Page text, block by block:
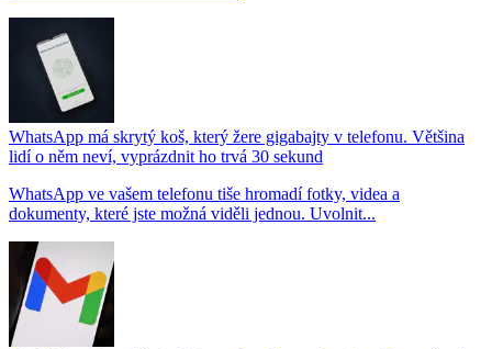
WhatsApp má skrytý koš, který žere gigabajty v telefonu. Většina
lidí o něm neví, vyprázdnit ho trvá 30 sekund
WhatsApp ve vašem telefonu tiše hromadí fotky, videa a
dokumenty, které jste možná viděli jednou. Uvolnit...